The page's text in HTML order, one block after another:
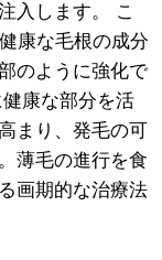
入します。 こ
康な毛根の成分
のように強化で
康な部分を活
まり、発毛の可
薄毛の進行を食
画期的な治療法